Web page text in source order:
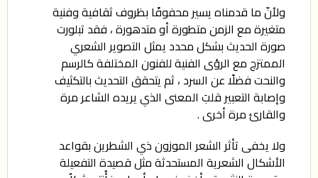
ولأنّ ما قدمناه يسير محفوفًا بظروف ثقافية وفنية
متغيرة مع الزمن متطورة أو متدهورة ، فقد تبلورت
صورة الحديث بشكل محدد يمثل التصوير الشعري
الممتزج مع الرؤى الفنية للفنون المختلفة كالرسم
والنحت فضلًا عن السرد ، ثم يتحقق التحديث بالتكثيف
وإصابة التعبير قلبَ المعنى الذي يريده الشاعر مرة
والقارئ مرة أخرى .
ولا يخفى تأثر الشعر الموزون ذي الشطرين بقواعد
الأشكال الشعرية المستحدثة مثل قصيدة التفعيلة